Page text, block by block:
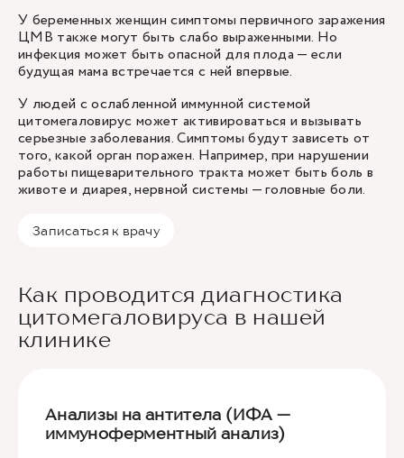
У беременных женщин симптомы первичного заражения
ЦМВ также могут быть слабо выраженными. Но
инфекция может быть опасной для плода — если
будущая мама встречается с ней впервые.
У людей с ослабленной иммунной системой
цитомегаловирус может активироваться и вызывать
серьезные заболевания. Симптомы будут зависеть от
того, какой орган поражен. Например, при нарушении
работы пищеварительного тракта может быть боль в
животе и диарея, нервной системы — головные боли.
Записаться к врачу
Как проводится диагностика
цитомегаловируса в нашей
клинике
Анализы на антитела (ИФА —
иммуноферментный анализ)